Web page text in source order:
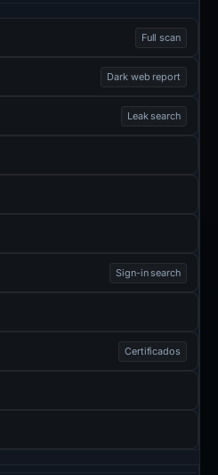
Full scan
Dark web report
Leak search
Sign-in search
Certificados